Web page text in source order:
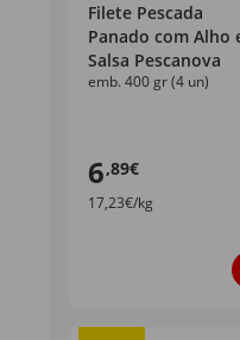
Filete Pescada
Panado com Alho
Salsa Pescanova
emb. 400 gr (4 un)
6,89€
17,23€/kg